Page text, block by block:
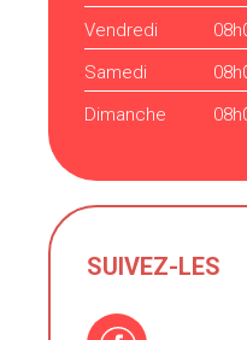
Vendredi
Samedi
Dimanche
SUIVEZ-LES